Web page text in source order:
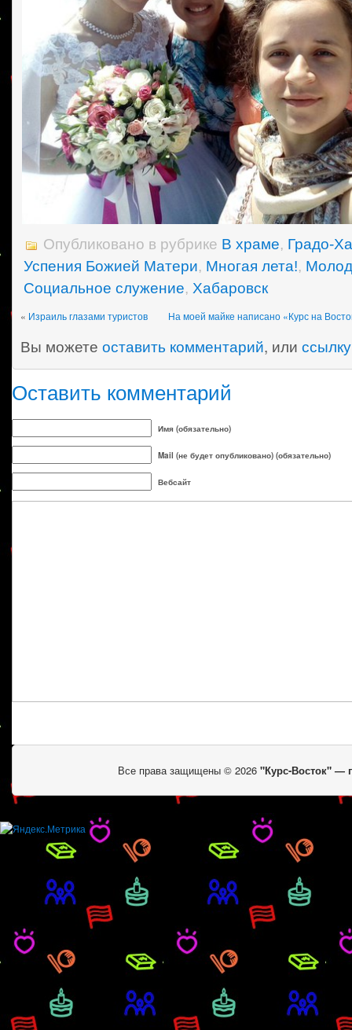
Опубликовано в рубрике В храме, Градо-
Успения Божией Матери, Многая лета!,
Социальное служение, Хабаровск
« Израиль глазами туристов На моей майке написано «Курс на
Вы можете оставить комментарий, или ссылку
Оставить комментарий
Имя (обязательно)
Mail (не будет опубликовано) (обязательно)
Вебсайт
Все права защищены © 2026 "Курс-Восток" —